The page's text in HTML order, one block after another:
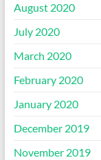
August 2020
July 2020
March 2020
February 2020
January 2020
December 2019
November 2019